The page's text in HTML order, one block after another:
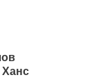
Ханс